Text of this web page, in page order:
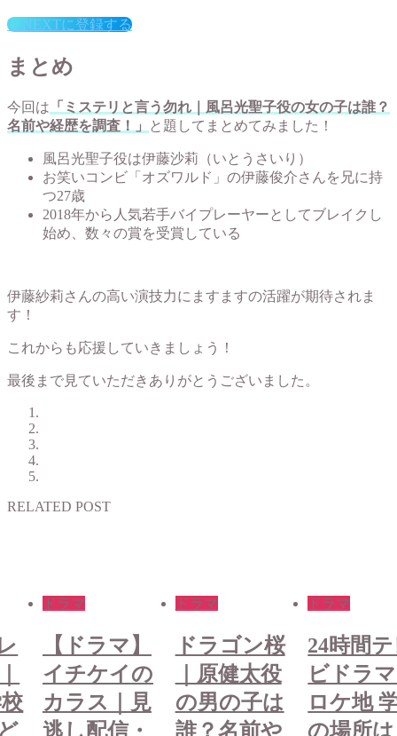
U-NEXTに登録する
まとめ
今回は 「ミステリと言う勿れ｜風呂光聖子役の女の子は誰？
名前や経歴を調査！」
と題してまとめてみました！
風呂光聖子役は伊藤沙莉（いとうさいり）
お笑いコンビ「オズワルド」の伊藤俊介さんを兄に持
つ27歳
2018年から人気若手バイプレーヤーとしてブレイクし
始め、数々の賞を受賞している
伊藤紗莉さんの高い演技力にますますの活躍が期待されま
す！
これからも応援していきましょう！
最後まで見ていただきありがとうございました。
RELATED POST
ドラマ
ドラゴン桜
｜原健太役
の男の子は
誰？名前や
ドラマ
24時間テレ
ビドラマ｜
ロケ地 学校
の場所はど
ドラマ
【ドラ
イチケ
カラス
逃し配